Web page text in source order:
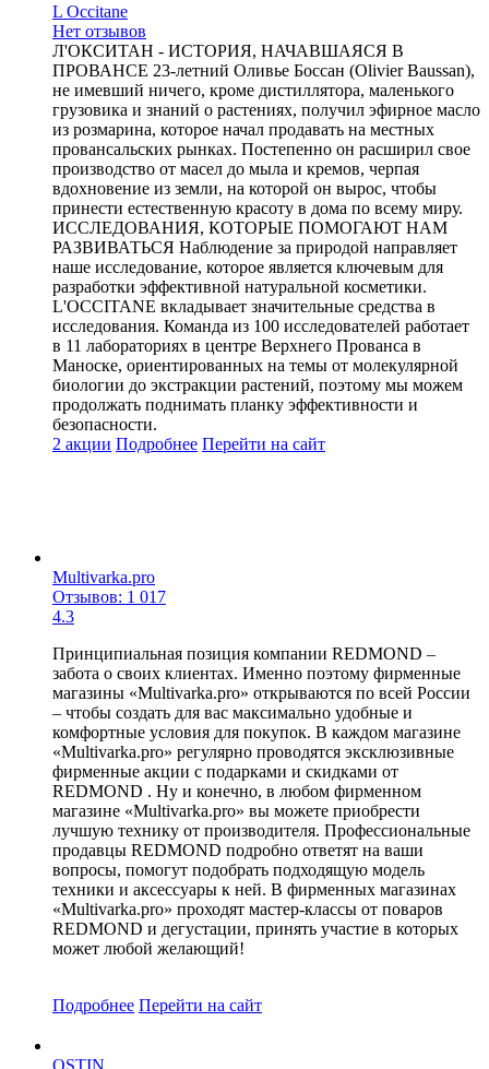
L Occitane
Нет отзывов
Л'ОКСИТАН - ИСТОРИЯ, НАЧАВШАЯСЯ В
ПРОВАНСЕ 23-летний Оливье Боссан (Olivier Baussan),
не имевший ничего, кроме дистиллятора, маленького
грузовика и знаний о растениях, получил эфирное масло
из розмарина, которое начал продавать на местных
провансальских рынках. Постепенно он расширил свое
производство от масел до мыла и кремов, черпая
вдохновение из земли, на которой он вырос, чтобы
принести естественную красоту в дома по всему миру.
ИССЛЕДОВАНИЯ, КОТОРЫЕ ПОМОГАЮТ НАМ
РАЗВИВАТЬСЯ Наблюдение за природой направляет
наше исследование, которое является ключевым для
разработки эффективной натуральной косметики.
L'OCCITANE вкладывает значительные средства в
исследования. Команда из 100 исследователей работает
в 11 лабораториях в центре Верхнего Прованса в
Маноске, ориентированных на темы от молекулярной
биологии до экстракции растений, поэтому мы можем
продолжать поднимать планку эффективности и
безопасности.
2 акции Подробнее Перейти на сайт
Multivarka.pro
Отзывов: 1 017
4.3
Принципиальная позиция компании REDMOND –
забота о своих клиентах. Именно поэтому фирменные
магазины «Multivarka.pro» открываются по всей России
– чтобы создать для вас максимально удобные и
комфортные условия для покупок. В каждом магазине
«Multivarka.pro» регулярно проводятся эксклюзивные
фирменные акции с подарками и скидками от
REDMOND . Ну и конечно, в любом фирменном
магазине «Multivarka.pro» вы можете приобрести
лучшую технику от производителя. Профессиональные
продавцы REDMOND подробно ответят на ваши
вопросы, помогут подобрать подходящую модель
техники и аксессуары к ней. В фирменных магазинах
«Multivarka.pro» проходят мастер-классы от поваров
REDMOND и дегустации, принять участие в которых
может любой желающий!
Подробнее Перейти на сайт
OSTIN